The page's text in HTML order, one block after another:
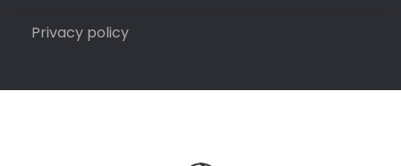
Privacy policy